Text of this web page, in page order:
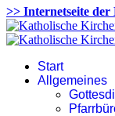
>> Internetseite
Start
Allgemeines